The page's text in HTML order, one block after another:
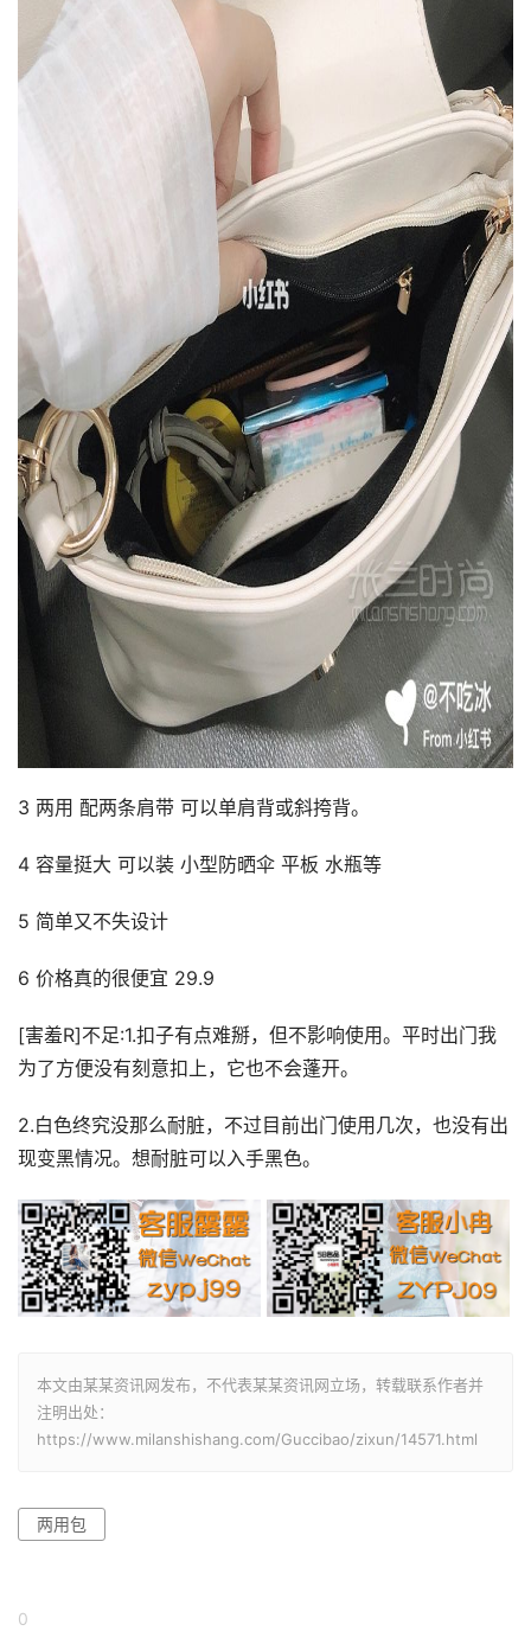
3 两用 配两条肩带 可以单肩背或斜挎背。
4 容量挺大 可以装 小型防晒伞 平板 水瓶等
5 简单又不失设计
6 价格真的很便宜 29.9
[害羞R]不足:1.扣子有点难掰，但不影响使用。平时出门我
为了方便没有刻意扣上，它也不会蓬开。
2.白色终究没那么耐脏，不过目前出门使用几次，也没有出
现变黑情况。想耐脏可以入手黑色。
本文由某某资讯网发布，不代表某某资讯网立场，转载联系作者并
注明出处：
https://www.milanshishang.com/Guccibao/zixun/14571.html
两用包
0